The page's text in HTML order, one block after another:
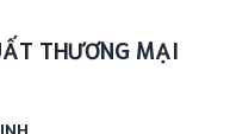
THƯƠNG MẠI